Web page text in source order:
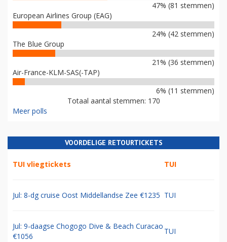
47% (81 stemmen)
European Airlines Group (EAG)
24% (42 stemmen)
The Blue Group
21% (36 stemmen)
Air-France-KLM-SAS(-TAP)
6% (11 stemmen)
Totaal aantal stemmen: 170
Meer polls
VOORDELIGE RETOURTICKETS
TUI vliegtickets TUI
Jul: 8-dg cruise Oost Middellandse Zee €1235 TUI
Jul: 9-daagse Chogogo Dive & Beach Curacao
€1056
TUI